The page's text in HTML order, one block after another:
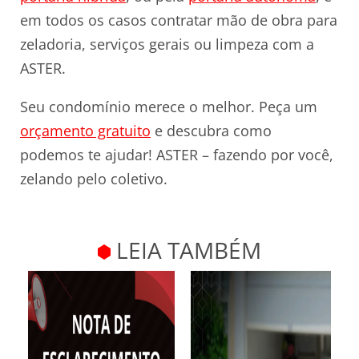
em todos os casos contratar mão de obra para
zeladoria, serviços gerais ou limpeza com a
ASTER.
Seu condomínio merece o melhor. Peça um
orçamento gratuito e descubra como
podemos te ajudar! ASTER – fazendo por você,
zelando pelo coletivo.
LEIA TAMBÉM